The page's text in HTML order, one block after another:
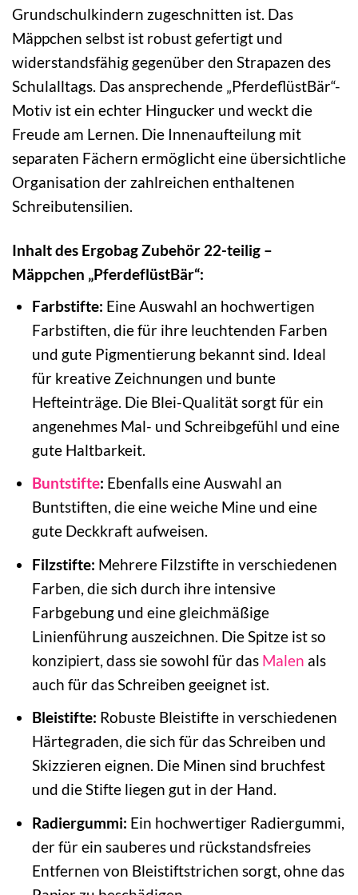
Grundschulkindern zugeschnitten ist. Das
Mäppchen selbst ist robust gefertigt und
widerstandsfähig gegenüber den Strapazen des
Schulalltags. Das ansprechende „PferdeflüstBär“-
Motiv ist ein echter Hingucker und weckt die
Freude am Lernen. Die Innenaufteilung mit
separaten Fächern ermöglicht eine übersichtliche
Organisation der zahlreichen enthaltenen
Schreibutensilien.
Inhalt des Ergobag Zubehör 22-teilig –
Mäppchen „PferdeflüstBär“:
Farbstifte: Eine Auswahl an hochwertigen
Farbstiften, die für ihre leuchtenden Farben
und gute Pigmentierung bekannt sind. Ideal
für kreative Zeichnungen und bunte
Hefteinträge. Die Blei-Qualität sorgt für ein
angenehmes Mal- und Schreibgefühl und eine
gute Haltbarkeit.
Buntstifte: Ebenfalls eine Auswahl an
Buntstiften, die eine weiche Mine und eine
gute Deckkraft aufweisen.
Filzstifte: Mehrere Filzstifte in verschiedenen
Farben, die sich durch ihre intensive
Farbgebung und eine gleichmäßige
Linienführung auszeichnen. Die Spitze ist so
konzipiert, dass sie sowohl für das Malen als
auch für das Schreiben geeignet ist.
Bleistifte: Robuste Bleistifte in verschiedenen
Härtegraden, die sich für das Schreiben und
Skizzieren eignen. Die Minen sind bruchfest
und die Stifte liegen gut in der Hand.
Radiergummi: Ein hochwertiger Radiergummi,
der für ein sauberes und rückstandsfreies
Entfernen von Bleistiftstrichen sorgt, ohne das